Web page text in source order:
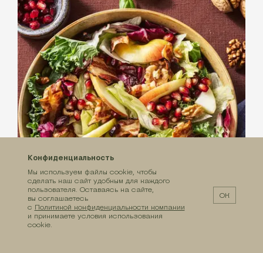
Конфиденциальность
Мы используем файлы cookie, чтобы
сделать наш сайт удобным для каждого
пользователя. Оставаясь на сайте,
вы соглашаетесь
с Политикой конфиденциальности компании
и принимаете условия использования
cookie.
ОК